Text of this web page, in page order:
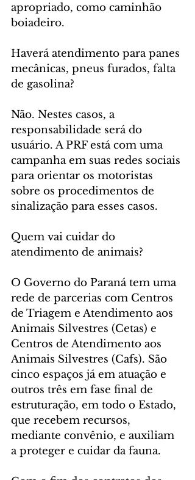
apropriado, como caminhão
boiadeiro.
Haverá atendimento para panes
mecânicas, pneus furados, falta
de gasolina?
Não. Nestes casos, a
responsabilidade será do
usuário. A PRF está com uma
campanha em suas redes sociais
para orientar os motoristas
sobre os procedimentos de
sinalização para esses casos.
Quem vai cuidar do
atendimento de animais?
O Governo do Paraná tem uma
rede de parcerias com Centros
de Triagem e Atendimento aos
Animais Silvestres (Cetas) e
Centros de Atendimento aos
Animais Silvestres (Cafs). São
cinco espaços já em atuação e
outros três em fase final de
estruturação, em todo o Estado,
que recebem recursos,
mediante convênio, e auxiliam
a proteger e cuidar da fauna.